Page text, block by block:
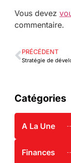
Vous devez
commentaire.
PRÉCÉDENT
Catégories
A La Une
Finances